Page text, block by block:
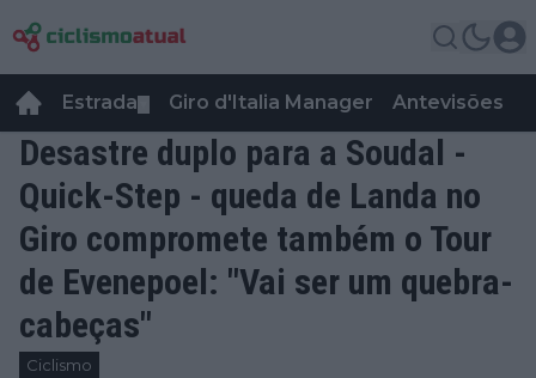
Estrada Giro d'Italia Manager Antevisões
Desastre duplo para a Soudal -
Quick-Step - queda de Landa no
Giro compromete também o Tour
de Evenepoel: "Vai ser um quebra-
cabeças"
Ciclismo